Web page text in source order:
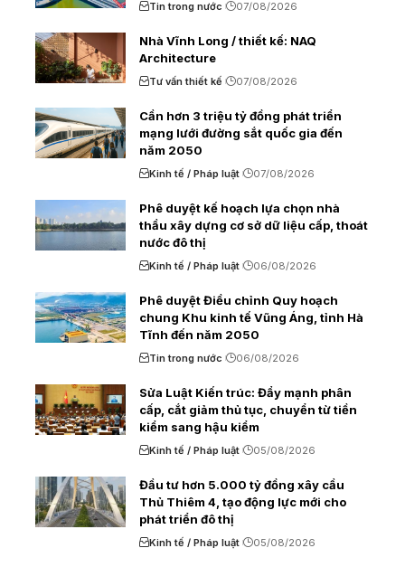
Tin trong nước 07/08/2026
Nhà Vĩnh Long / thiết kế: NAQ
Architecture
Tư vấn thiết kế 07/08/2026
Cần hơn 3 triệu tỷ đồng phát triển
mạng lưới đường sắt quốc gia đến
năm 2050
Kinh tế / Pháp luật 07/08/2026
Phê duyệt kế hoạch lựa chọn nhà
thầu xây dựng cơ sở dữ liệu cấp, thoát
nước đô thị
Kinh tế / Pháp luật 06/08/2026
Phê duyệt Điều chỉnh Quy hoạch
chung Khu kinh tế Vũng Áng, tỉnh Hà
Tĩnh đến năm 2050
Tin trong nước 06/08/2026
Sửa Luật Kiến trúc: Đẩy mạnh phân
cấp, cắt giảm thủ tục, chuyển từ tiền
kiểm sang hậu kiểm
Kinh tế / Pháp luật 05/08/2026
Đầu tư hơn 5.000 tỷ đồng xây cầu
Thủ Thiêm 4, tạo động lực mới cho
phát triển đô thị
Kinh tế / Pháp luật 05/08/2026